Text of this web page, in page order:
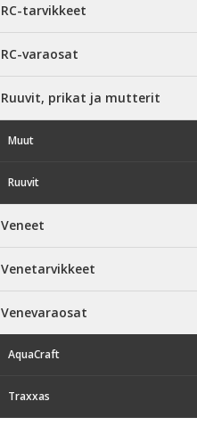
RC-tarvikkeet
RC-varaosat
Ruuvit, prikat ja mutterit
Muut
Ruuvit
Veneet
Venetarvikkeet
Venevaraosat
AquaCraft
Traxxas